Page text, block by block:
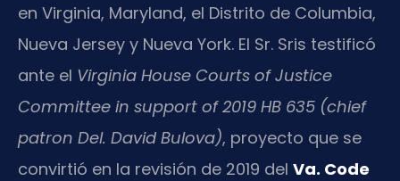
en Virginia, Maryland, el Distrito de Columbia,
Nueva Jersey y Nueva York. El Sr. Sris testificó
ante el Virginia House Courts of Justice
Committee in support of 2019 HB 635 (chief
patron Del. David Bulova), proyecto que se
convirtió en la revisión de 2019 del Va. Code